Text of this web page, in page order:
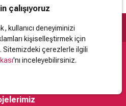
çalışıyoruz
kullanıcı deneyiminizi
kişiselleştirmek için
Sitemizdeki çerezlerle ilgili
'nı inceleyebilirsiniz.
Sözleşmesi